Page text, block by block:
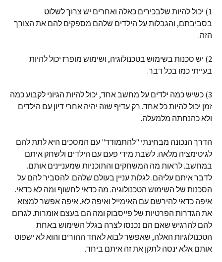
1) יכול להיות שלבכירים כאלה ואחרים יש צרוך לשלוט
בסביבתם, והגבלות על הילדים שלהם מספקים להם את הצורך
הזה.
2) יש סכנות בשימוש בטכנולוגיה, ושימוש מופרז יכול להיות
בעייתי כמו בכל דבר.
3) כשיש כמה ילדים על מחשב אחד, יכול להיות הגיוני לקבוע כמה
זמן יכול להיות כל אחד. רק עדיף שזה יהיה אחרי דיון עם הילדים
ולא כהנחתה מלמעלה.
הדרך הנכונה מבחינתי "להתמודד" עם המסכים היא לתת להם
לגיטימציה מלאה. לשבת מידי פעם עם הילדים ולשחק איתם
במחשב. לראות מה המשחקים והתוכניות שמעניינים אותם.
לדבר איתם עליהם. לגלות עניין בעולם שלהם. להסביר להם על
הסכנות של השימוש הטכנולוגיה. מה כדאי לחשוף ומה לא כדאי.
איפה כדאי להירשם עם האימייל ואיפה לא. איפה אפשר למצוא
את הגדרות הפרטיות של פייסבוק ומה הם בעצם אומרות. לגרום
להם להרגיש שאם הם נכנסו לצרה בגלל השימוש באחת
הטכנולוגיות האלה, שאפשר לבוא לאחד ההורים והוא לא ישפוט
אותם אלא ינסה לתקן את זה איתם ביחד.